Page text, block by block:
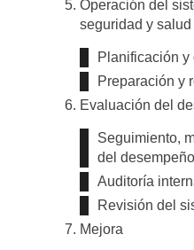
Operación del
seguridad y
Planificación y
Preparación y
Evaluación del
Seguimiento,
del desempeño
Auditoría
Revisión del
Mejora